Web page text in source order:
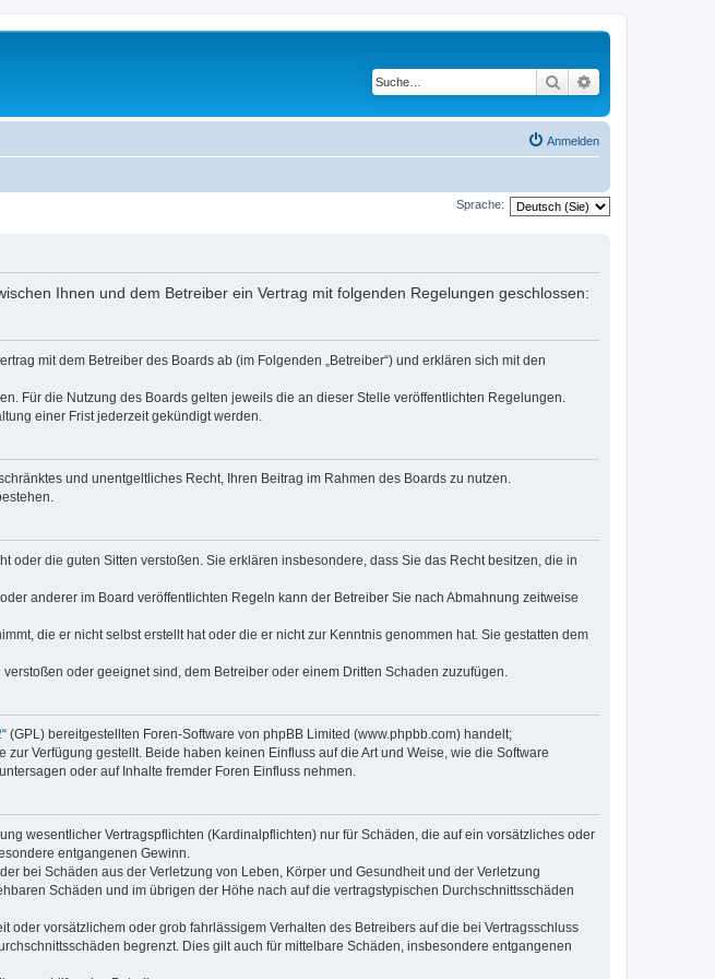
Suche
Anmelden
Sprache:
Ihnen und dem Betreiber ein Vertrag mit folgenden Regelungen geschlossen:
mit dem Betreiber des Boards ab (im Folgenden „Betreiber“) und erklären sich mit den
Für die Nutzung des Boards gelten jeweils die an dieser Stelle veröffentlichten Regelungen.
einer Frist jederzeit gekündigt werden.
und unentgeltliches Recht, Ihren Beitrag im Rahmen des Boards zu nutzen.
die guten Sitten verstoßen. Sie erklären insbesondere, dass Sie das Recht besitzen, die in
anderer im Board veröffentlichten Regeln kann der Betreiber Sie nach Abmahnung zeitweise
die er nicht selbst erstellt hat oder die er nicht zur Kenntnis genommen hat. Sie gestatten dem
oder geeignet sind, dem Betreiber oder einem Dritten Schaden zuzufügen.
“ (GPL) bereitgestellten Foren-Software von phpBB Limited (www.phpbb.com) handelt;
Verfügung gestellt. Beide haben keinen Einfluss auf die Art und Weise, wie die Software
oder auf Inhalte fremder Foren Einfluss nehmen.
wesentlicher Vertragspflichten (Kardinalpflichten) nur für Schäden, die auf ein vorsätzliches oder
entgangenen Gewinn.
bei Schäden aus der Verletzung von Leben, Körper und Gesundheit und der Verletzung
Schäden und im übrigen der Höhe nach auf die vertragstypischen Durchschnittsschäden
vorsätzlichem oder grob fahrlässigem Verhalten des Betreibers auf die bei Vertragsschluss
begrenzt. Dies gilt auch für mittelbare Schäden, insbesondere entgangenen